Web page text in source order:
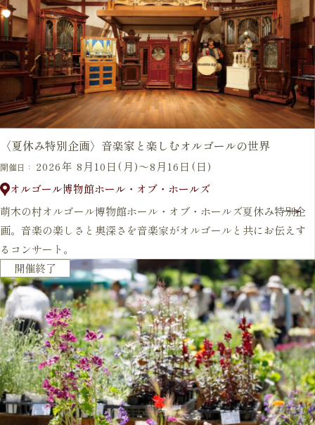
〈夏休み特別企画〉音楽家と楽しむオルゴールの世界
開催日： 2026年 8月10日(月)～8月16日(日)
オルゴール博物館ホール・オブ・ホールズ
萌木の村オルゴール博物館ホール・オブ・ホールズ夏休み特別企
画。音楽の楽しさと奥深さを音楽家がオルゴールと共にお伝えす
るコンサート。
毎年開催
開催終了